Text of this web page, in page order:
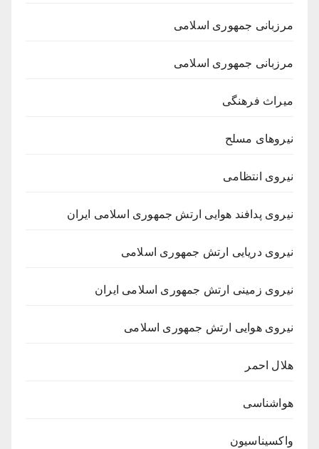
مرزبانی جمهوری اسلامی
مرزبانی جمهوری اسلامی
میراث فرهنگی
نیروهای مسلح
نیروی انتظامی
نیروی پدافند هوایی ارتش جمهوری اسلامی ایران
نیروی دریایی ارتش جمهوری اسلامی
نیروی زمینی ارتش جمهوری اسلامی ایران
نیروی هوایی ارتش جمهوری اسلامی
هلال احمر
هواشناسی
واکسیناسیون